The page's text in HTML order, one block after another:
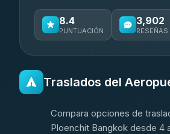
8.4
PUNTUACIÓN
3,902
RESEÑAS
Traslados del
Compara opciones de
Ploenchit Bangkok desde 4